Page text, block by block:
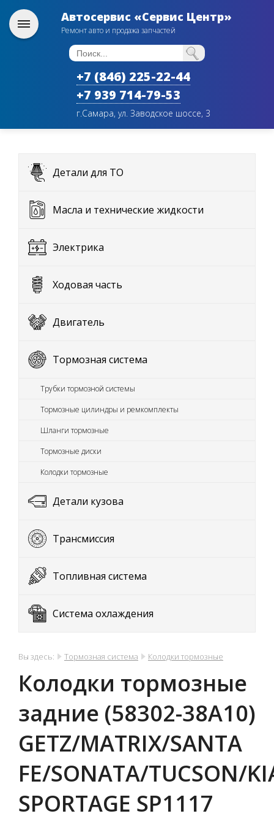
Автосервис «Сервис Центр»
Ремонт авто и продажа запчастей
+7 (846) 225-22-44
+7 939 714-79-53
г.Самара, ул. Заводское шоссе, 3
Детали для ТО
Масла и технические жидкости
Электрика
Ходовая часть
Двигатель
Тормозная система
Трубки тормозной системы
Тормозные цилиндры и ремкомплекты
Шланги тормозные
Тормозные диски
Колодки тормозные
Детали кузова
Трансмиссия
Топливная система
Система охлаждения
Вы здесь: Тормозная система Колодки тормозные
Колодки тормозные
задние (58302-38A10)
GETZ/MATRIX/SANTA
FE/SONATA/TUCSON/
SPORTAGE SP1117